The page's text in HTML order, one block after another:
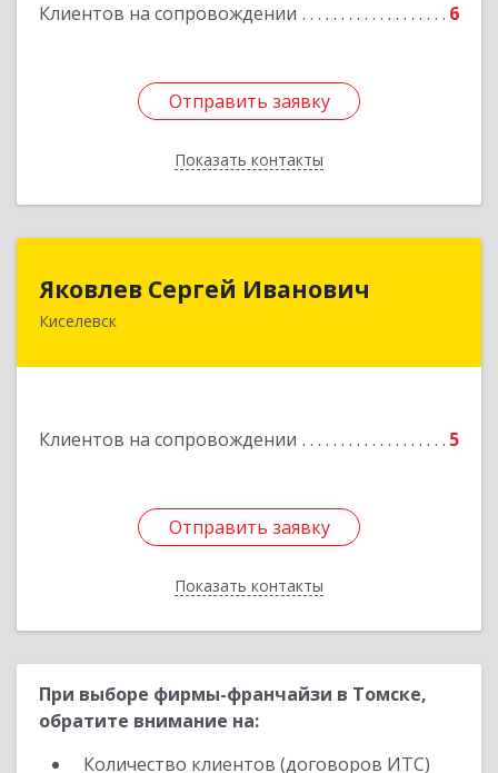
Клиентов на сопровождении 6
Отправить заявку
Показать контакты
Отправить заявку
Назад
Яковлев Сергей Иванович
Киселевск
Клиентов на сопровождении 5
Отправить заявку
Показать контакты
Яковлев Сергей Иванович
650002, Кемеровская обл, г.Кемерово, пр-т
Отправить заявку
Назад
При выборе фирмы-франчайзи в Томске,
обратите внимание на:
Количество клиентов (договоров ИТС)